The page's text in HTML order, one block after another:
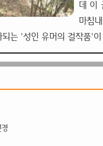
데 이
마침
는 '성인 유머의 걸작품'